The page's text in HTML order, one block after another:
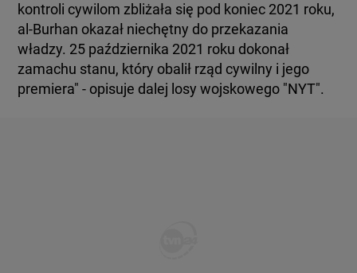
kontroli cywilom zbliżała się pod koniec 2021 roku,
al-Burhan okazał niechętny do przekazania
władzy. 25 października 2021 roku dokonał
zamachu stanu, który obalił rząd cywilny i jego
premiera" - opisuje dalej losy wojskowego "NYT".